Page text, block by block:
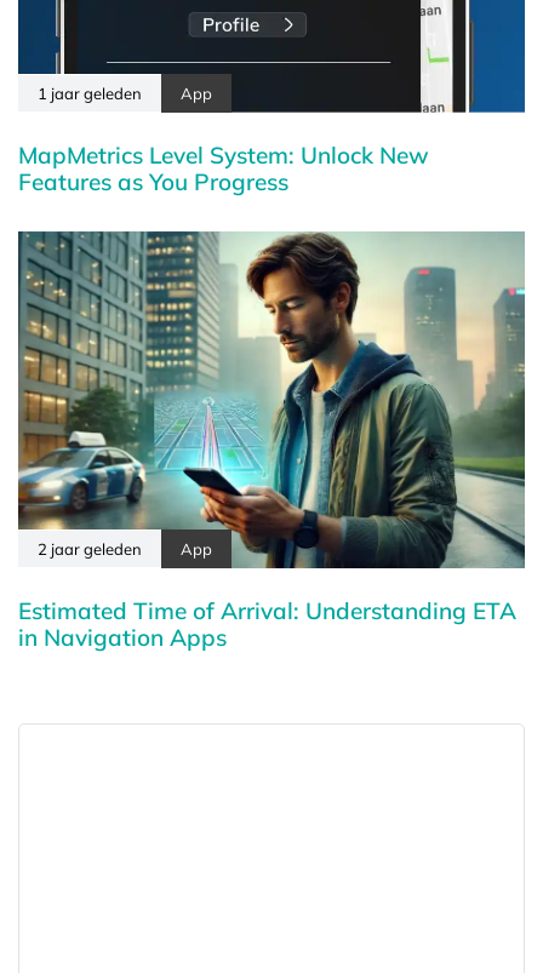
1 jaar geleden App
MapMetrics Level System: Unlock New
Features as You Progress
2 jaar geleden App
Estimated Time of Arrival: Understanding ETA
in Navigation Apps